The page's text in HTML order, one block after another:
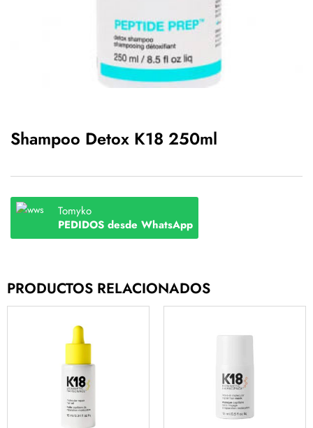
Shampoo Detox K18 250ml
Tomyko
PEDIDOS desde WhatsApp
PRODUCTOS RELACIONADOS